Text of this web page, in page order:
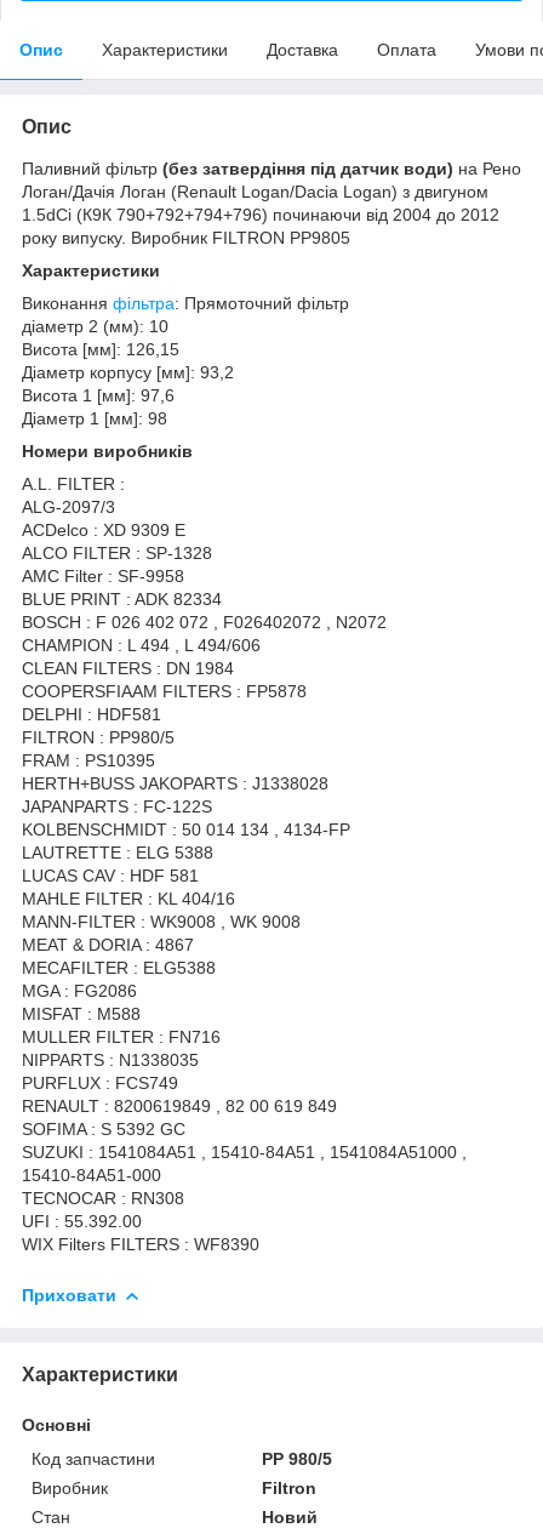
Опис Характеристики Доставка Оплата Умови
Опис
Паливний фільтр (без затвердіння під датчик води) на Рено
Логан/Дачія Логан (Renault Logan/Dacia Logan) з двигуном
1.5dCi (К9К 790+792+794+796) починаючи від 2004 до 2012
року випуску. Виробник FILTRON PP9805
Характеристики
Виконання фільтра: Прямоточний фільтр
діаметр 2 (мм): 10
Висота [мм]: 126,15
Діаметр корпусу [мм]: 93,2
Висота 1 [мм]: 97,6
Діаметр 1 [мм]: 98
Номери виробників
A.L. FILTER :
ALG-2097/3
ACDelco : XD 9309 E
ALCO FILTER : SP-1328
AMC Filter : SF-9958
BLUE PRINT : ADK 82334
BOSCH : F 026 402 072 , F026402072 , N2072
CHAMPION : L 494 , L 494/606
CLEAN FILTERS : DN 1984
COOPERSFIAAM FILTERS : FP5878
DELPHI : HDF581
FILTRON : PP980/5
FRAM : PS10395
HERTH+BUSS JAKOPARTS : J1338028
JAPANPARTS : FC-122S
KOLBENSCHMIDT : 50 014 134 , 4134-FP
LAUTRETTE : ELG 5388
LUCAS CAV : HDF 581
MAHLE FILTER : KL 404/16
MANN-FILTER : WK9008 , WK 9008
MEAT & DORIA : 4867
MECAFILTER : ELG5388
MGA : FG2086
MISFAT : M588
MULLER FILTER : FN716
NIPPARTS : N1338035
PURFLUX : FCS749
RENAULT : 8200619849 , 82 00 619 849
SOFIMA : S 5392 GC
SUZUKI : 1541084A51 , 15410-84A51 , 1541084A51000 ,
15410-84A51-000
TECNOCAR : RN308
UFI : 55.392.00
WIX Filters FILTERS : WF8390
Приховати
Характеристики
Основні
Код запчастини
PP 980/5
Виробник
Filtron
Стан
Новий